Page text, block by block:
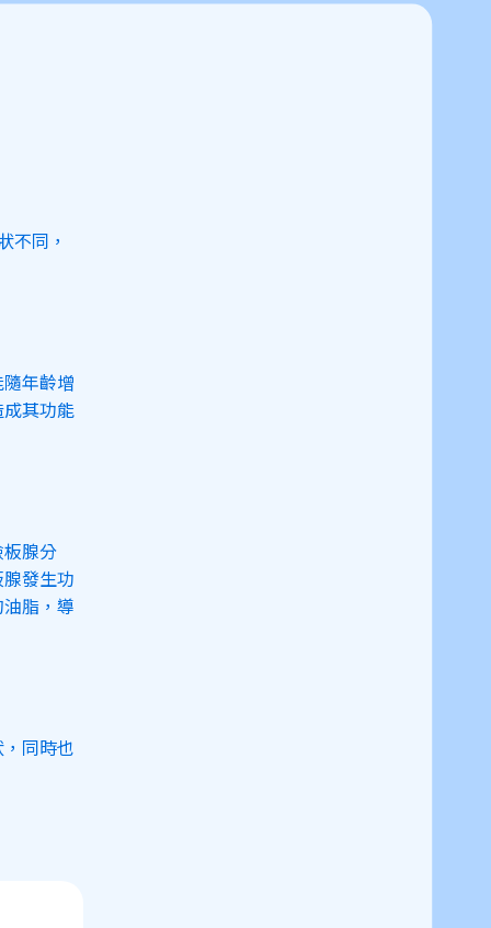
不同，
年齡增
其功能
板腺分
發生功
脂，導
同時也